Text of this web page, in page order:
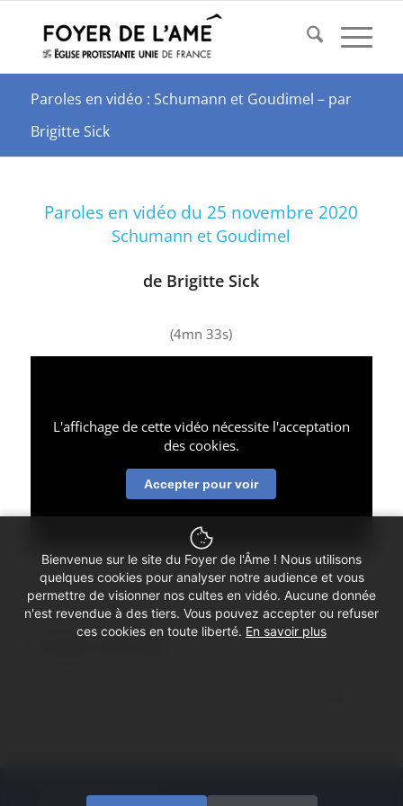
Paroles en vidéo : Schumann et Goudimel – par
Brigitte Sick
Paroles en vidéo du 25 novembre 2020
Schumann et Goudimel
de Brigitte Sick
(4mn 33s)
L'affichage de cette vidéo nécessite l'acceptation
des cookies.
Accepter pour voir
© Copyright - Foyer de l'Âme
Bienvenue sur le site du Foyer de l'Âme ! Nous utilisons
quelques cookies pour analyser notre audience et vous
permettre de visionner nos cultes en vidéo. Aucune donnée
n'est revendue à des tiers. Vous pouvez accepter ou refuser
ces cookies en toute liberté. En savoir plus